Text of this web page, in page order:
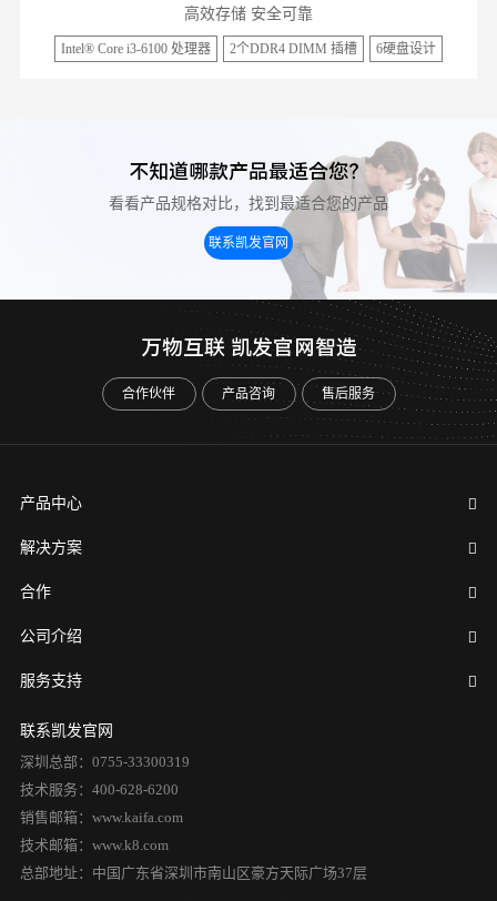
高效存储 安全可靠
Intel® Core i3-6100 处理器 2个DDR4 DIMM 插槽 6硬盘设计
不知道哪款产品最适合您？
看看产品规格对比，找到最适合您的产品
联系凯发官网
万物互联 凯发官网智造
合作伙伴 产品咨询 售后服务
产品中心
解决方案
合作
公司介绍
服务支持
联系凯发官网
深圳总部：0755-33300319
技术服务：400-628-6200
销售邮箱：www.kaifa.com
技术邮箱：www.k8.com
总部地址：中国广东省深圳市南山区豪方天际广场37层